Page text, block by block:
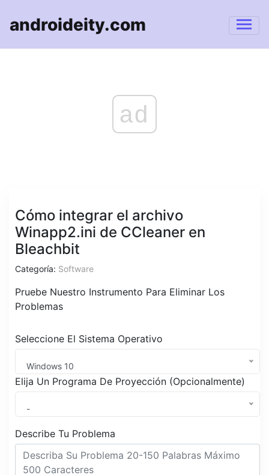
androideity.com
ad
Cómo integrar el archivo
Winapp2.ini de CCleaner en
Bleachbit
Categoría: Software
Pruebe Nuestro Instrumento Para Eliminar Los
Problemas
Seleccione El Sistema Operativo
Windows 10
Elija Un Programa De Proyección (Opcionalmente)
-
Describe Tu Problema